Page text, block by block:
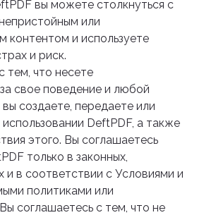
вы можете столкнуться с
или
контентом и используете
и риск.
тем, что несете
свое поведение и любой
создаете, передаете или
DeftPDF, а также
этого. Вы соглашаетесь
только в законных,
и в соответствии с Условиями и
политиками или
соглашаетесь с тем, что не